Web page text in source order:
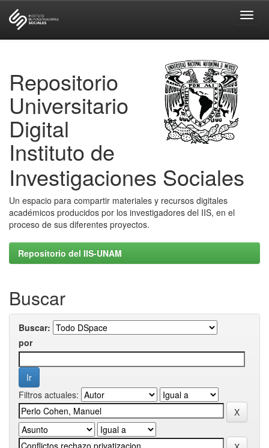
Repositorio
Universitario
Digital
Instituto de
Investigaciones Sociales
Un espacio para compartir materiales y recursos digitales
académicos producidos por los investigadores del IIS, en el
proceso de sus diferentes proyectos.
Repositorio del IIS-UNAM
Buscar
Buscar:
por
Filtros actuales: